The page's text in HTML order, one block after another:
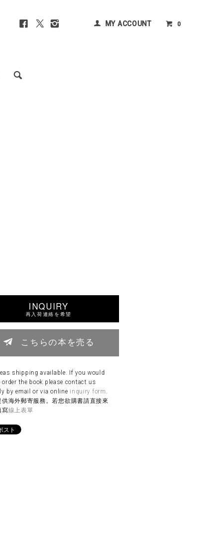
MY ACCOUNT 0
INQUIRY
再入荷連絡を希望
こちらの本を売る
shipping available. If you would
order the book please contact us
by email or via online inquiry form .
供海外郵寄服務。若您欲購書請直接來
寫線上表單